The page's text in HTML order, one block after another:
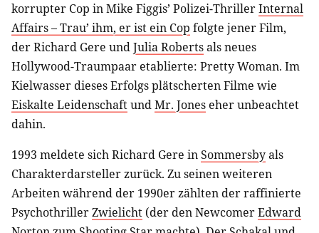
korrupter Cop in Mike Figgis’ Polizei-ThrillerInternal
Affairs – Trau’ ihm, er ist ein Cop folgte jener Film,
der Richard Gere undJulia Robertsals neues
Hollywood-Traumpaar etablierte: Pretty Woman. Im
Kielwasser dieses Erfolgs plätscherten Filme wie
Eiskalte LeidenschaftundMr. Jones eher unbeachtet
dahin.
1993 meldete sich Richard Gere inSommersbyals
Charakterdarsteller zurück. Zu seinen weiteren
Arbeiten während der 1990er zählten der raffinierte
PsychothrillerZwielicht (der den NewcomerEdward